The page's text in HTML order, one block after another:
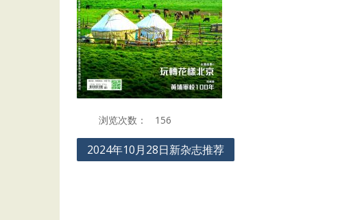
浏览次数： 156
Post
2024年10月28日新杂志推荐